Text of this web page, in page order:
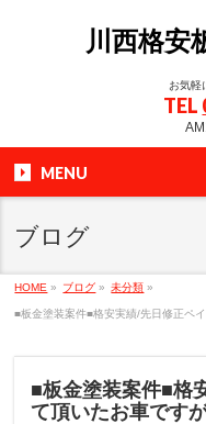
川西格安
お気軽
TEL
MENU
ブログ
HOME » ブログ » 未分類 »
■板金塗装案件■格安実績/先日修正ペ
■板金塗装案件■格
て頂いたお車ですが